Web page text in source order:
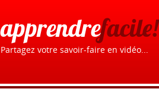
apprendrefacile!
Partagez votre savoir-faire en vidéo...